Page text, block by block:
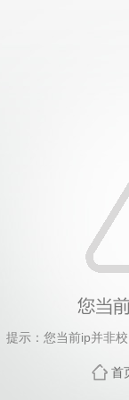
提示：您当前ip并非
首